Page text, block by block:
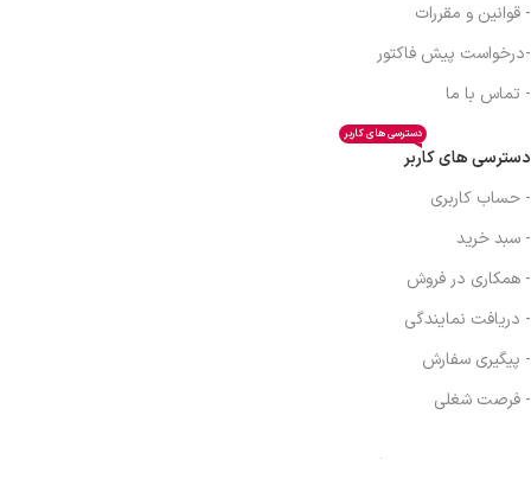
- قوانین و مقررات
-درخواست پیش فاکتور
- تماس با ما
دسترسی های کاربر
دسترسی های کاربر
- حساب کاربری
- سبد خرید
- همکاری در فروش
- دریافت نمایندگی
- پیگیری سفارش
- فرصت شغلی